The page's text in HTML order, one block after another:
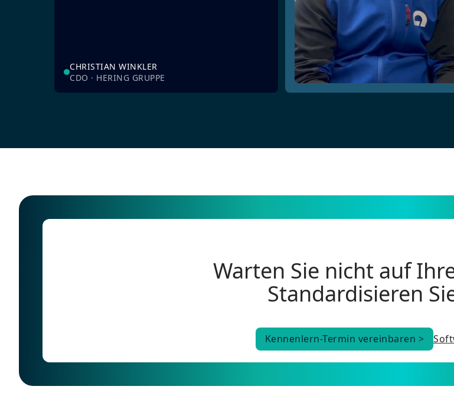
CHRISTIAN WINKLER
CDO · HERING GRUPPE
Warten Sie nicht auf
Standardisieren
Kennenlern-Termin vereinbaren >
Kennenlern-Termin vereinbaren >